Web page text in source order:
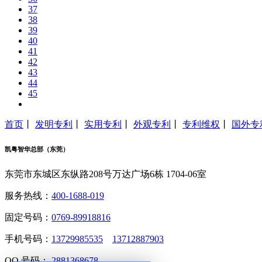
37
38
39
40
41
42
43
44
45
首页 发明专利 实用专利 外观专利 专利维权 国外专
凯粤智华总部（东莞）
东莞市东城区东纵路208号万达广场6栋 1704-06室
服务热线： 400-1688-019
固定号码： 0769-89918816
手机号码： 13729985535 13712887903